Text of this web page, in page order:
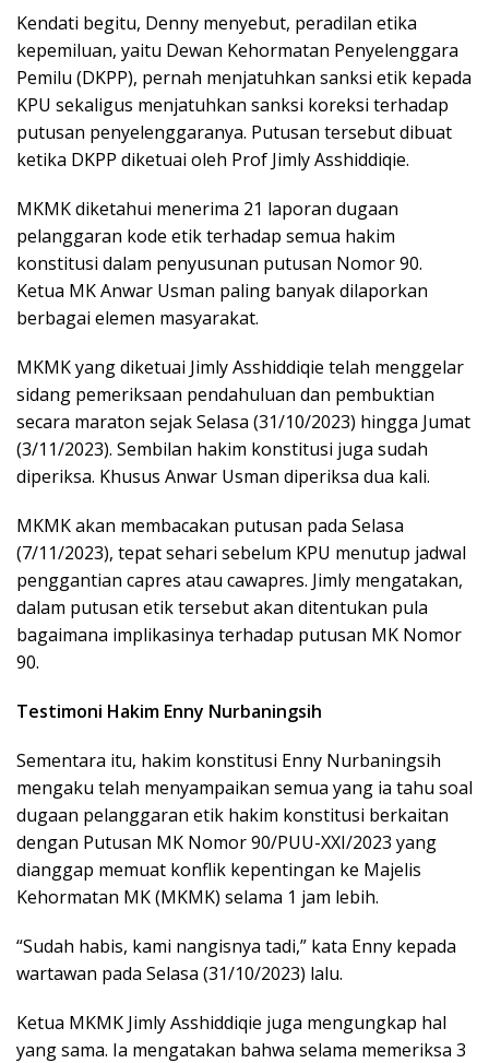
Kendati begitu, Denny menyebut, peradilan etika
kepemiluan, yaitu Dewan Kehormatan Penyelenggara
Pemilu (DKPP), pernah menjatuhkan sanksi etik kepada
KPU sekaligus menjatuhkan sanksi koreksi terhadap
putusan penyelenggaranya. Putusan tersebut dibuat
ketika DKPP diketuai oleh Prof Jimly Asshiddiqie.
MKMK diketahui menerima 21 laporan dugaan
pelanggaran kode etik terhadap semua hakim
konstitusi dalam penyusunan putusan Nomor 90.
Ketua MK Anwar Usman paling banyak dilaporkan
berbagai elemen masyarakat.
MKMK yang diketuai Jimly Asshiddiqie telah menggelar
sidang pemeriksaan pendahuluan dan pembuktian
secara maraton sejak Selasa (31/10/2023) hingga Jumat
(3/11/2023). Sembilan hakim konstitusi juga sudah
diperiksa. Khusus Anwar Usman diperiksa dua kali.
MKMK akan membacakan putusan pada Selasa
(7/11/2023), tepat sehari sebelum KPU menutup jadwal
penggantian capres atau cawapres. Jimly mengatakan,
dalam putusan etik tersebut akan ditentukan pula
bagaimana implikasinya terhadap putusan MK Nomor
90.
Testimoni Hakim Enny Nurbaningsih
Sementara itu, hakim konstitusi Enny Nurbaningsih
mengaku telah menyampaikan semua yang ia tahu soal
dugaan pelanggaran etik hakim konstitusi berkaitan
dengan Putusan MK Nomor 90/PUU-XXI/2023 yang
dianggap memuat konflik kepentingan ke Majelis
Kehormatan MK (MKMK) selama 1 jam lebih.
“Sudah habis, kami nangisnya tadi,” kata Enny kepada
wartawan pada Selasa (31/10/2023) lalu.
Ketua MKMK Jimly Asshiddiqie juga mengungkap hal
yang sama. Ia mengatakan bahwa selama memeriksa 3